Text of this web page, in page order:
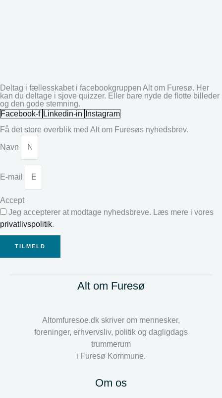
Deltag i fællesskabet i facebookgruppen Alt om Furesø. Her
kan du deltage i sjove quizzer. Eller bare nyde de flotte billeder
og den gode stemning.
Facebook-f Linkedin-in
Instagram
Få det store overblik med Alt om Furesøs nyhedsbrev.
Navn
E-mail
Accept
Jeg accepterer at modtage nyhedsbreve. Læs mere i vores
privatlivspolitik.
TILMELD
Alt om Furesø
Altomfuresoe.dk skriver om mennesker,
foreninger, erhvervsliv, politik og dagligdags
trummerum
i Furesø Kommune.
Om os